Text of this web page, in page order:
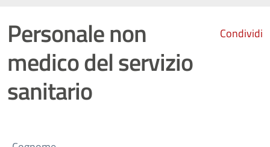
Condividi
Personale non
medico del servizio
sanitario